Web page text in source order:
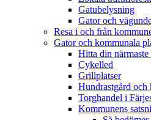
Gatubelysning
Gator och
Resa i och från
Gator och kommunala
Hitta din närmaste
Cykelled
Grillplatser
Hundrastgård och
Torghandel i
Kommunens